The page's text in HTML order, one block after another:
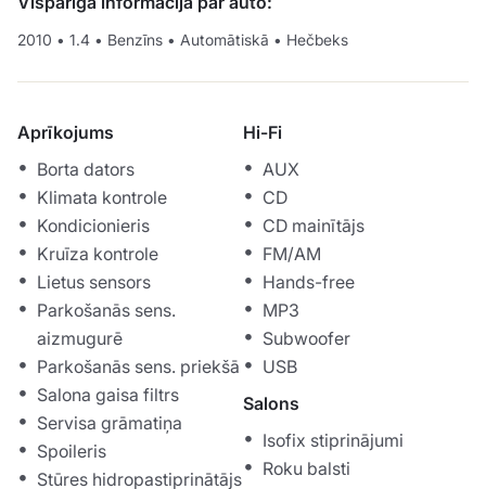
2010 • 1.4 • Benzīns • Automātiskā • Hečbeks
Aprīkojums
Borta dators
Klimata kontrole
Kondicionieris
Kruīza kontrole
Lietus sensors
Parkošanās sens.
aizmugurē
Parkošanās sens. priekšā
Salona gaisa filtrs
Servisa grāmatiņa
Spoileris
Stūres hidropastiprinātājs
Hi-Fi
AUX
CD
CD mainītājs
FM/AM
Hands-free
MP3
Subwoofer
USB
Salons
Isofix stiprinājumi
Roku balsti